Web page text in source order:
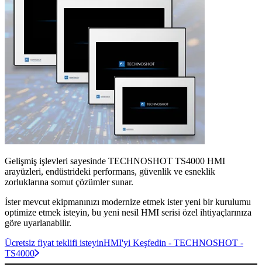
Gelişmiş işlevleri sayesinde TECHNOSHOT TS4000 HMI
arayüzleri, endüstrideki performans, güvenlik ve esneklik
zorluklarına somut çözümler sunar.
İster mevcut ekipmanınızı modernize etmek ister yeni bir kurulumu
optimize etmek isteyin, bu yeni nesil HMI serisi özel ihtiyaçlarınıza
göre uyarlanabilir.
Ücretsiz fiyat teklifi isteyinHMI'yi Keşfedin - TECHNOSHOT -
TS4000